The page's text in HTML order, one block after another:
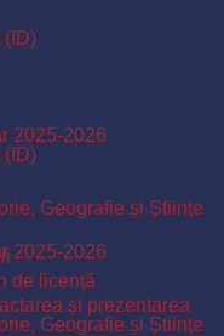
(ID)
2025-2026
Geografie și Științe
de licență
și prezentarea
(ID)
2025-2026
Geografie și Științe